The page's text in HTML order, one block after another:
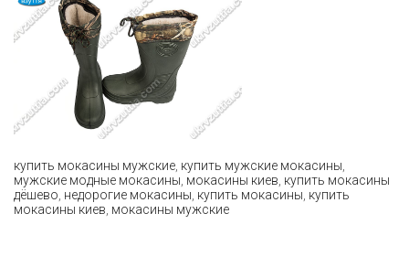
купить мокасины мужские купить мужские мокасины
мужские модные мокасины мокасины киев купить мокасины
дёшево недорогие мокасины купить мокасины купить
мокасины киев мокасины мужские